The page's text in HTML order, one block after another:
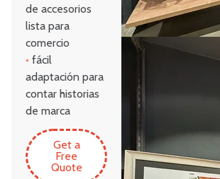
de accesorios
lista para
comercio
• fácil
adaptación para
contar historias
de marca
Get a
Free
Quote